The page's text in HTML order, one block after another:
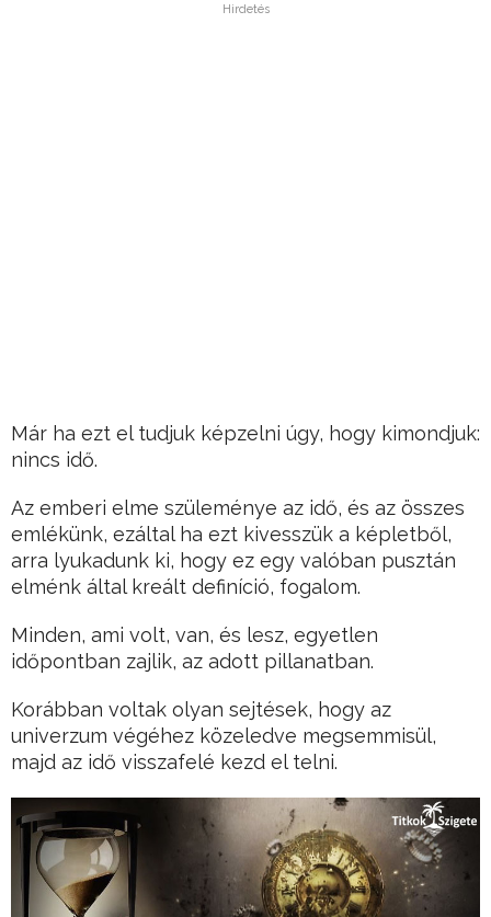
Hirdetés
Már ha ezt el tudjuk képzelni úgy, hogy kimondjuk:
nincs idő.
Az emberi elme szüleménye az idő, és az összes
emlékünk, ezáltal ha ezt kivesszük a képletből,
arra lyukadunk ki, hogy ez egy valóban pusztán
elménk által kreált definíció, fogalom.
Minden, ami volt, van, és lesz, egyetlen
időpontban zajlik, az adott pillanatban.
Korábban voltak olyan sejtések, hogy az
univerzum végéhez közeledve megsemmisül,
majd az idő visszafelé kezd el telni.